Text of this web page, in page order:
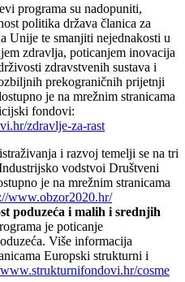
programa su nadopuniti,
politika država članica za
Unije te smanjiti nejednakosti u
zdravlja, poticanjem inovacija
zdravstvenih sustava i
prekograničnih prijetnji
je na mrežnim stranicama
fondovi:
zdravlje-za-rast
i razvoj temelji se na tri
vodstvoi Društveni
je na mrežnim stranicama
www.obzor2020.hr/
poduzeća i malih i srednjih
je poticanje
Više informacija
Europski strukturni i
cosme